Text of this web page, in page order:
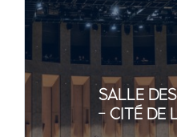
SALLE
- CITÉ DE